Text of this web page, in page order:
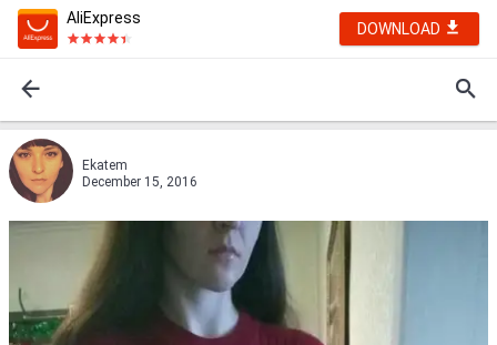
AliExpress
DOWNLOAD
Ekatem
December 15, 2016